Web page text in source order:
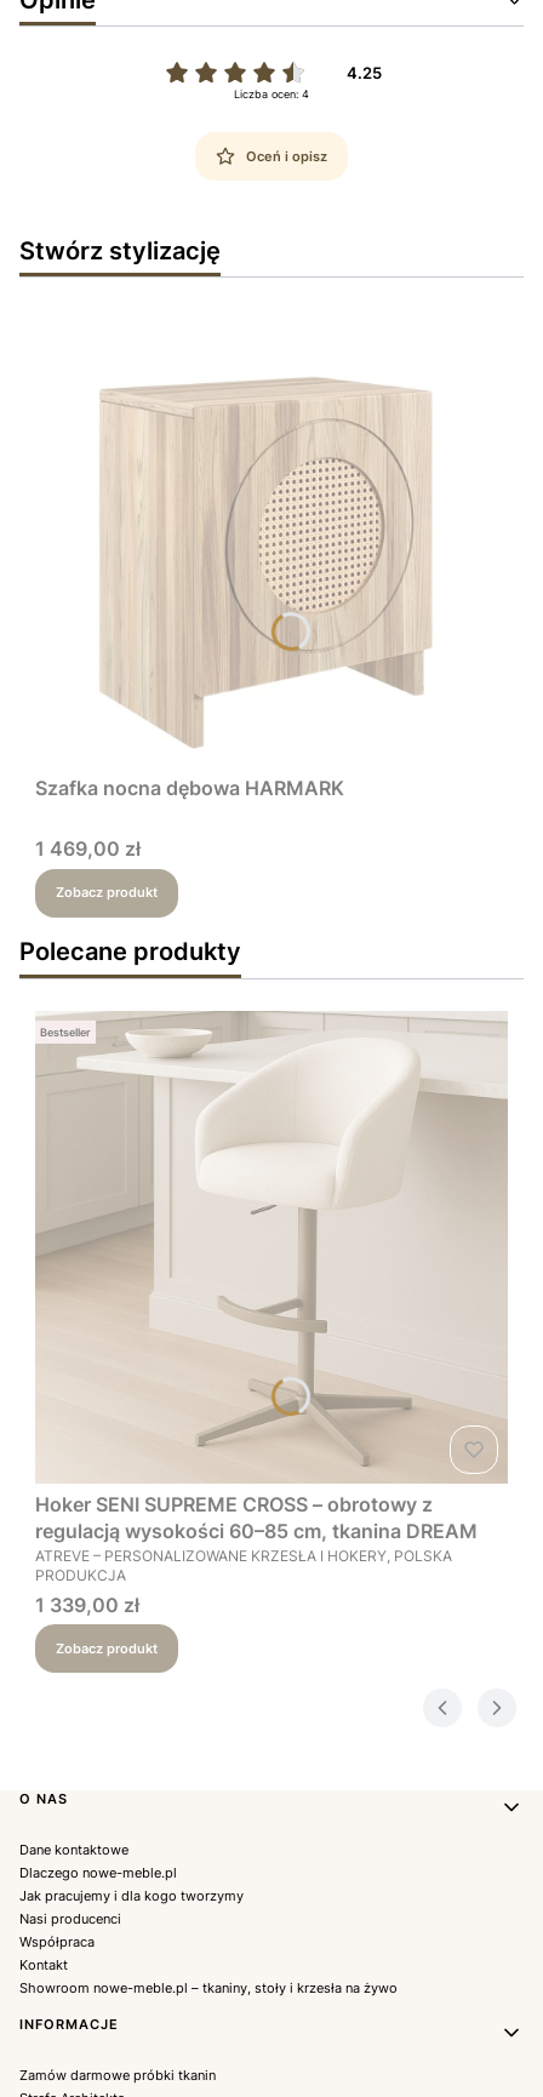
4.25
Liczba ocen: 4
Oceń i opisz
Stwórz stylizację
Szafka nocna dębowa HARMARK
Cena
1 469,00 zł
Zobacz produkt
Polecane produkty
Bestseller
Hoker SENI SUPREME CROSS – obrotowy z
regulacją wysokości 60–85 cm, tkanina DREAM
PRODUCENT
ATREVE – PERSONALIZOWANE KRZESŁA I HOKERY, POLSKA
PRODUKCJA
Cena
1 339,00 zł
Zobacz produkt
Linki w stopce
O NAS
Dane kontaktowe
Dlaczego nowe-meble.pl
Jak pracujemy i dla kogo tworzymy
Nasi producenci
Współpraca
Kontakt
Showroom nowe-meble.pl – tkaniny, stoły i krzesła na żywo
INFORMACJE
Zamów darmowe próbki tkanin